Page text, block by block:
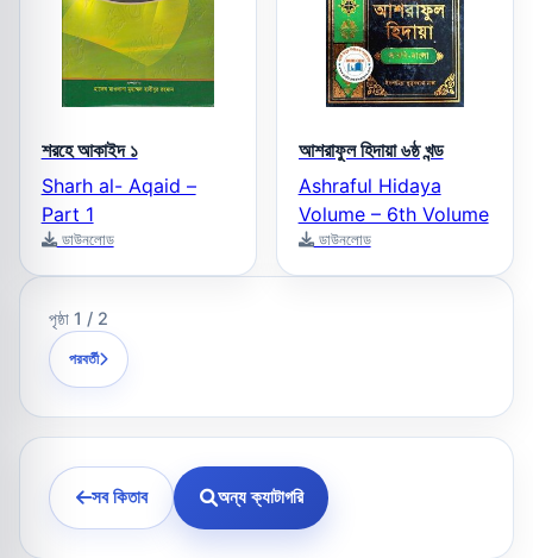
শরহে আকাইদ ১
Sharh al- Aqaid –
Part 1
ডাউনলোড
আশরাফুল হিদায়া ৬ষ্ঠ খন্ড
Ashraful Hidaya
Volume – 6th Volume
ডাউনলোড
পৃষ্ঠা 1 / 2
পরবর্তী
সব কিতাব অন্য ক্যাটাগরি